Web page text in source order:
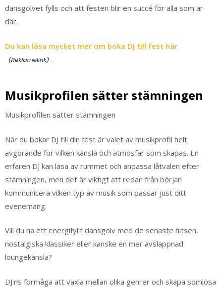
dansgolvet fylls och att festen blir en succé för alla som är
där.
Du kan läsa mycket mer om boka DJ till fest här
.
Musikprofilen sätter stämningen
Musikprofilen sätter stämningen
När du bokar DJ till din fest är valet av musikprofil helt
avgörande för vilken känsla och atmosfär som skapas. En
erfaren DJ kan läsa av rummet och anpassa låtvalen efter
stämningen, men det är viktigt att redan från början
kommunicera vilken typ av musik som passar just ditt
evenemang.
Vill du ha ett energifyllt dansgolv med de senaste hitsen,
nostalgiska klassiker eller kanske en mer avslappnad
loungekänsla?
DJ:ns förmåga att växla mellan olika genrer och skapa sömlösa